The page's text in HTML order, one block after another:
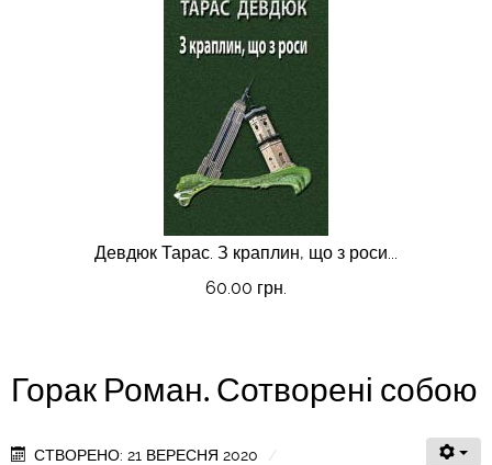
Девдюк Тарас. З краплин, що з роси...
60.00 грн.
Горак Роман. Сотворені собою
СТВОРЕНО: 21 ВЕРЕСНЯ 2020